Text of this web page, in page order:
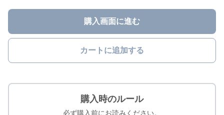
購入画面に進む
カートに追加する
購入時のルール
必ず購入前にお読みください。